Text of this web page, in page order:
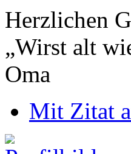
Herzlichen
„Wirst alt
Oma
Mit Zitat